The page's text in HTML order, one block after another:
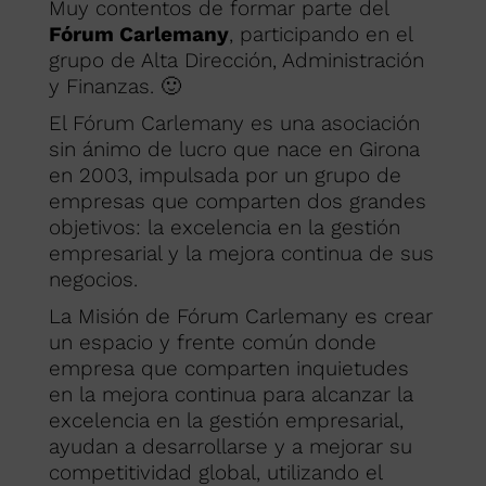
Muy contentos de formar parte del
Fórum Carlemany, participando en el
grupo de Alta Dirección, Administración
y Finanzas. 🙂
El Fórum Carlemany es una asociación
sin ánimo de lucro que nace en Girona
en 2003, impulsada por un grupo de
empresas que comparten dos grandes
objetivos: la excelencia en la gestión
empresarial y la mejora continua de sus
negocios.
La Misión de Fórum Carlemany es crear
un espacio y frente común donde
empresa que comparten inquietudes
en la mejora continua para alcanzar la
excelencia en la gestión empresarial,
ayudan a desarrollarse y a mejorar su
competitividad global, utilizando el